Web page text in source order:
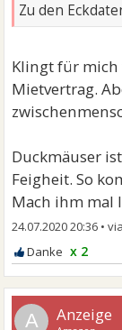
Zu den
Klingt für mich
Mietvertrag.
Duckmäuser
Feigheit. So
Mach ihm mal
24.07.2020 20:36 •
x 2
A